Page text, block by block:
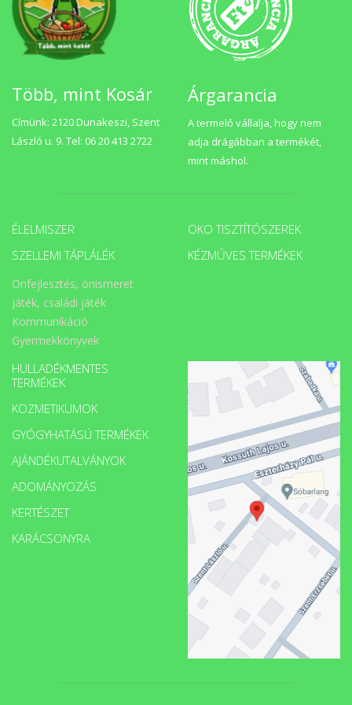
hátterét. Az irodalomjegyzékben találhatók azok a könyvek,
amelyeket ajánlok olvasásra annak, aki szeretne mélyebben
elmélyülni a gyakorlati kommunikáció szakirodalmában. Jó
olvasását, kellemes tanulást kívánok minden kedves
érdeklődőnek.
Több, mint Kosár
Címünk: 2120 Dunakeszi, Szent
László u. 9. Tel: 06 20 413 2722
Árgarancia
A termelő vállalja, hogy nem
adja drágábban a termékét,
mint máshol.
ÉLELMISZER
SZELLEMI TÁPLÁLÉK
Önfejlesztés, önismeret
Játék, családi játék
Kommunikáció
Gyermekkönyvek
ÖKO TISZTÍTÓSZEREK
KÉZMŰVES TERMÉKEK
HULLADÉKMENTES
TERMÉKEK
KOZMETIKUMOK
GYÓGYHATÁSÚ TERMÉKEK
AJÁNDÉKUTALVÁNYOK
ADOMÁNYOZÁS
KERTÉSZET
KARÁCSONYRA